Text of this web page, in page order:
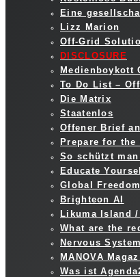
Eine
Lizz Marion
Off-Grid
DISCLOSURE
Medienboykott
To Do List –
Die Matrix
Staatenlos
Offener Brief
Prepare for
So schützt man
Educate
Global
Brighteon AI
Likuma Island
What are the
Nervous
MANOVA
Was ist